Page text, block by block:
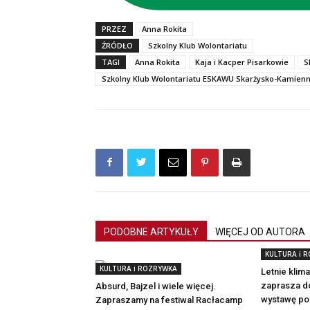
PRZEZ
Anna Rokita
ŹRÓDŁO
Szkolny Klub Wolontariatu
TAGI
Anna Rokita Kaja i Kacper Pisarkowie
Szkolny Klub Wolontariatu ESKAWU Skarżysko-
PODOBNE ARTYKUŁY WIĘCEJ OD AUTORA
KULTURA i ROZRYWKA
Absurd, Bajzel i wiele więcej.
Zapraszamy na festiwal Racłacamp
KULTURA i
Letnie
zaprasza
wystawę